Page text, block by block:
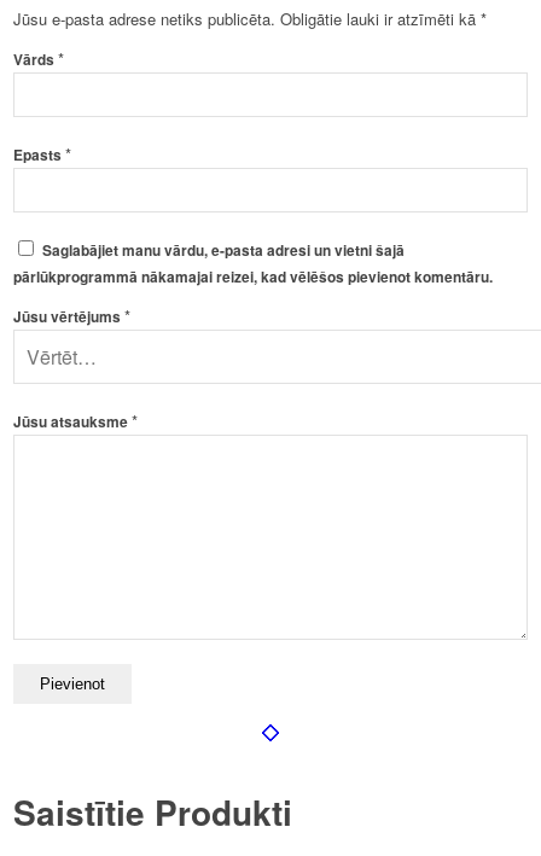
Jūsu e-pasta adrese netiks publicēta. Obligātie lauki ir atzīmēti kā*
Vārds*
Epasts*
Saglabājiet manu vārdu, e-pasta adresi un vietni šajā
pārlūkprogrammā nākamajai reizei, kad vēlēšos pievienot komentāru.
Jūsu vērtējums*
Jūsu atsauksme*
Saistītie Produkti